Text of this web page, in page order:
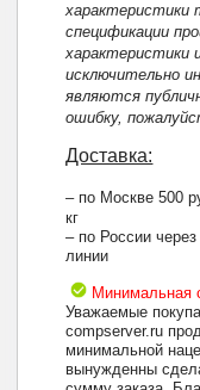
характеристики
спецификации
характеристики
исключительно
являются
ошибку,
Доставка:
– по Москве 500
кг
– по России
линии
Минимальная
Уважаемые
compserver.ru
минимальной
вынужденны